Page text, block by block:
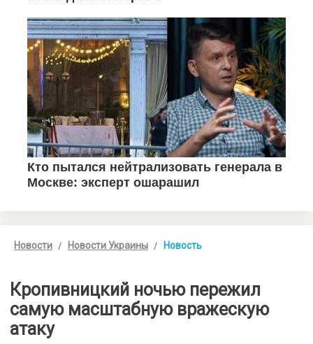
Новости Новости Украины Новость
Кропивницкий ночью пережил
самую масштабную вражескую
атаку